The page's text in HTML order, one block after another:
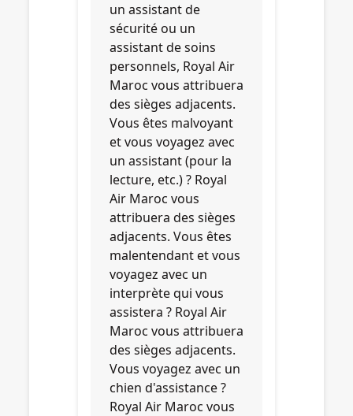
un assistant de
sécurité ou un
assistant de soins
personnels, Royal Air
Maroc vous attribuera
des sièges adjacents.
Vous êtes malvoyant
et vous voyagez avec
un assistant (pour la
lecture, etc.) ? Royal
Air Maroc vous
attribuera des sièges
adjacents. Vous êtes
malentendant et vous
voyagez avec un
interprète qui vous
assistera ? Royal Air
Maroc vous attribuera
des sièges adjacents.
Vous voyagez avec un
chien d'assistance ?
Royal Air Maroc vous